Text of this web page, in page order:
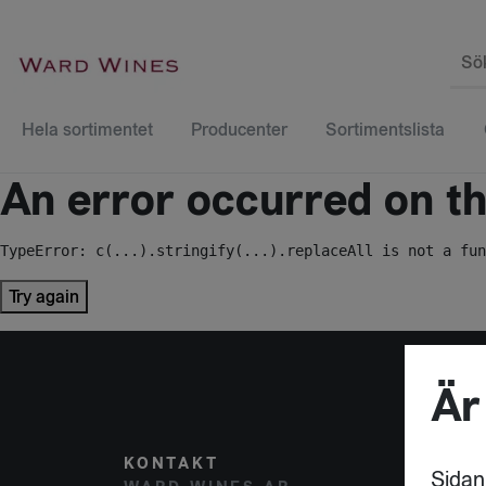
Hela sortimentet Producenter Sortimentslista
An error occurred on
TypeError: c(...).stringify(...).replaceAll is not a
Try again
KONTAKT